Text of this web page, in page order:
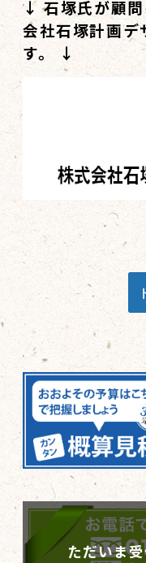
↓ 石塚氏が顧問
会社石塚計画デ
す。 ↓
ただいま